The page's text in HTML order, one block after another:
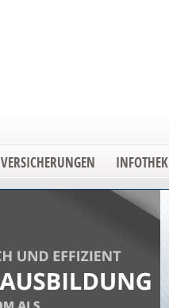
VERSICHERUNGEN INFOTHEK